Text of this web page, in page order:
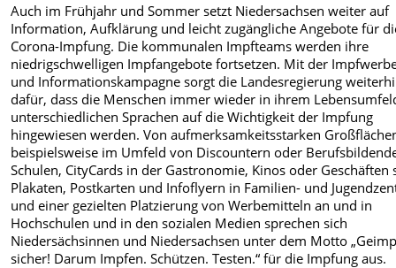
Auch im Frühjahr und Sommer setzt Niedersachsen weiter auf
Information, Aufklärung und leicht zugängliche Angebote für
Corona-Impfung. Die kommunalen Impfteams werden ihre
niedrigschwelligen Impfangebote fortsetzen. Mit der
und Informationskampagne sorgt die Landesregierung
dafür, dass die Menschen immer wieder in ihrem
unterschiedlichen Sprachen auf die Wichtigkeit der Impfung
hingewiesen werden. Von aufmerksamkeitsstarken
beispielsweise im Umfeld von Discountern oder
Schulen, CityCards in der Gastronomie, Kinos oder Geschäften
Plakaten, Postkarten und Infoflyern in Familien- und
und einer gezielten Platzierung von Werbemitteln an und in
Hochschulen und in den sozialen Medien sprechen sich
Niedersächsinnen und Niedersachsen unter dem Motto
sicher! Darum Impfen. Schützen. Testen.“ für die Impfung aus.